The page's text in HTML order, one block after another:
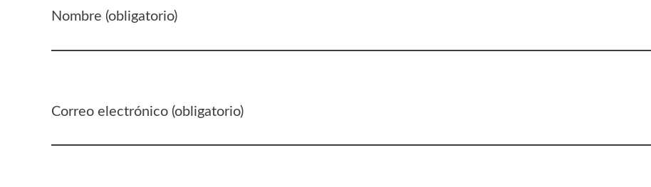
Nombre (obligatorio)
Correo electrónico (obligatorio)